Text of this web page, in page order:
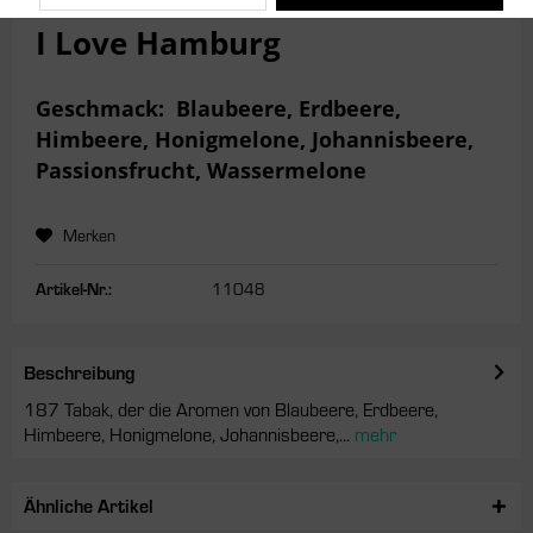
I Love Hamburg
Geschmack: Blaubeere, Erdbeere,
Himbeere, Honigmelone, Johannisbeere,
Passionsfrucht, Wassermelone
Merken
Artikel-Nr.: 11048
Beschreibung
187 Tabak, der die Aromen von Blaubeere, Erdbeere,
Himbeere, Honigmelone, Johannisbeere,... mehr
Ähnliche Artikel